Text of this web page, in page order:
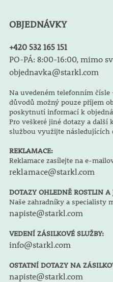
OBJEDNÁVKY
+420 532 165 151
PO-PÁ: 8:00-16:00, mimo
objednavka@starkl.com
Na uvedeném telefonním čísle
důvodů možný pouze příjem
poskytnutí informací k
Pro veškeré jiné dotazy a
službou využijte
REKLAMACE:
Reklamace zasílejte na e-
reklamace@starkl.com
DOTAZY OHLEDNĚ ROSTLIN A
Naše zahradníky a specialisty
napiste@starkl.com
VEDENÍ ZÁSILKOVÉ SLUŽBY:
info@starkl.com
OSTATNÍ DOTAZY NA
napiste@starkl.com